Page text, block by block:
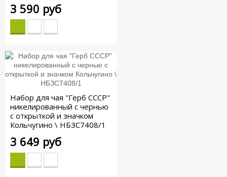
3 590 руб
Набор для чая "Герб СССР"
никелированный с чернью
с открыткой и значком
Кольчугино \ НБЗС7408/1
3 649 руб